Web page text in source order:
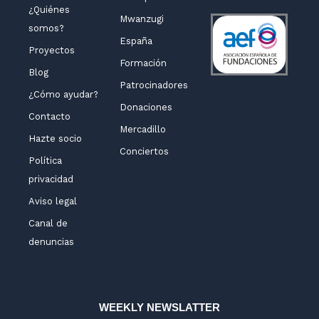
¿Quiénes
somos?
Proyectos
Blog
¿Cómo ayudar?
Contacto
Hazte socio
Política
privacidad
Aviso legal
Canal de
denuncias
Mwanzugi
España
Formación
Patrocinadores
Donaciones
Mercadillo
Conciertos
WEEKLY NEWSLATTER